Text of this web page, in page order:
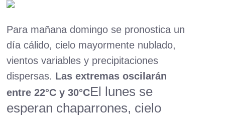
Para mañana domingo se pronostica un
día cálido, cielo mayormente nublado,
vientos variables y precipitaciones
dispersas. Las extremas oscilarán
entre 22°C y 30°CEl lunes se
esperan chaparrones, cielo